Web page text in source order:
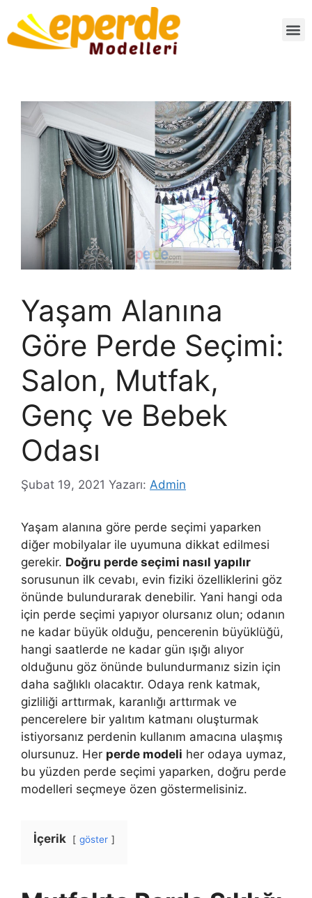
Yaşam Alanına
Göre Perde Seçimi:
Salon, Mutfak,
Genç ve Bebek
Odası
Şubat 19, 2021 Yazarı: Admin
Yaşam alanına göre perde seçimi yaparken
diğer mobilyalar ile uyumuna dikkat edilmesi
gerekir. Doğru perde seçimi nasıl yapılır
sorusunun ilk cevabı, evin fiziki özelliklerini göz
önünde bulundurarak denebilir. Yani hangi oda
için perde seçimi yapıyor olursanız olun; odanın
ne kadar büyük olduğu, pencerenin büyüklüğü,
hangi saatlerde ne kadar gün ışığı alıyor
olduğunu göz önünde bulundurmanız sizin için
daha sağlıklı olacaktır. Odaya renk katmak,
gizliliği arttırmak, karanlığı arttırmak ve
pencerelere bir yalıtım katmanı oluşturmak
istiyorsanız perdenin kullanım amacına ulaşmış
olursunuz. Her perde modeli her odaya uymaz,
bu yüzden perde seçimi yaparken, doğru perde
modelleri seçmeye özen göstermelisiniz.
İçerik göster